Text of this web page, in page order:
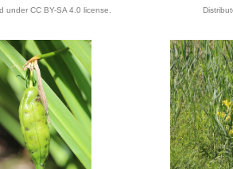
under CC BY-SA 4.0 license.